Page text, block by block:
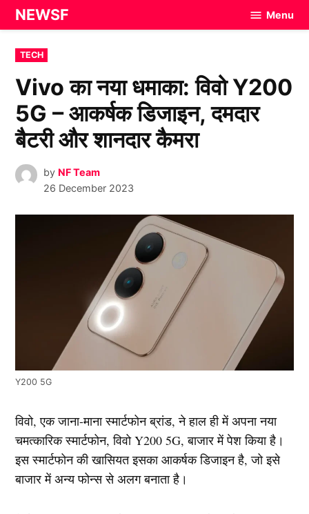
Skip
to
content
NEWSF Menu
POSTED
IN
TECH
Vivo का नया धमाका: विवो Y200
5G – आकर्षक डिजाइन, दमदार
बैटरी और शानदार कैमरा
by NF Team
26 December 2023
Y200 5G
विवो, एक जाना-माना स्मार्टफोन ब्रांड, ने हाल ही में अपना नया
चमत्कारिक स्मार्टफोन, विवो Y200 5G, बाजार में पेश किया है।
इस स्मार्टफोन की खासियत इसका आकर्षक डिजाइन है, जो इसे
बाजार में अन्य फोन्स से अलग बनाता है।